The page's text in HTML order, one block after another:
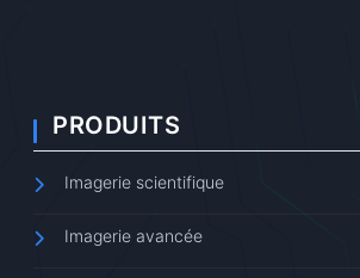
PRODUITS
Imagerie scientifique
Imagerie avancée